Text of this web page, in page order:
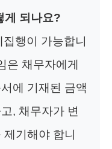
게 되나요?
행이 가능합니
은 채무자에게
에 기재된 금액
, 채무자가 변
기해야 합니